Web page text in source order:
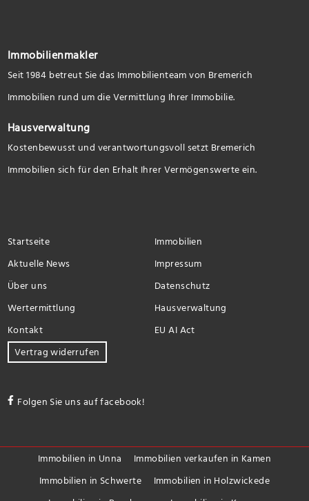
Immobilienmakler
Seit 1984 betreut Sie das Immobilienteam von Bremerich
Immobilien rund um die Vermittlung Ihrer Immobilie.
Hausverwaltung
Kostenbewusst und verantwortungsvoll setzt Bremerich
Immobilien sich für den Erhalt Ihrer Vermögenswerte ein.
Startseite
Immobilien
Aktuelle News
Impressum
Über uns
Datenschutz
Wertermittlung
Hausverwaltung
Kontakt
EU AI Act
Vertrag widerrufen
Folgen Sie uns auf facebook!
Immobilien in Unna
Immobilien verkaufen in Kamen
Immobilien in Schwerte
Immobilien in Holzwickede